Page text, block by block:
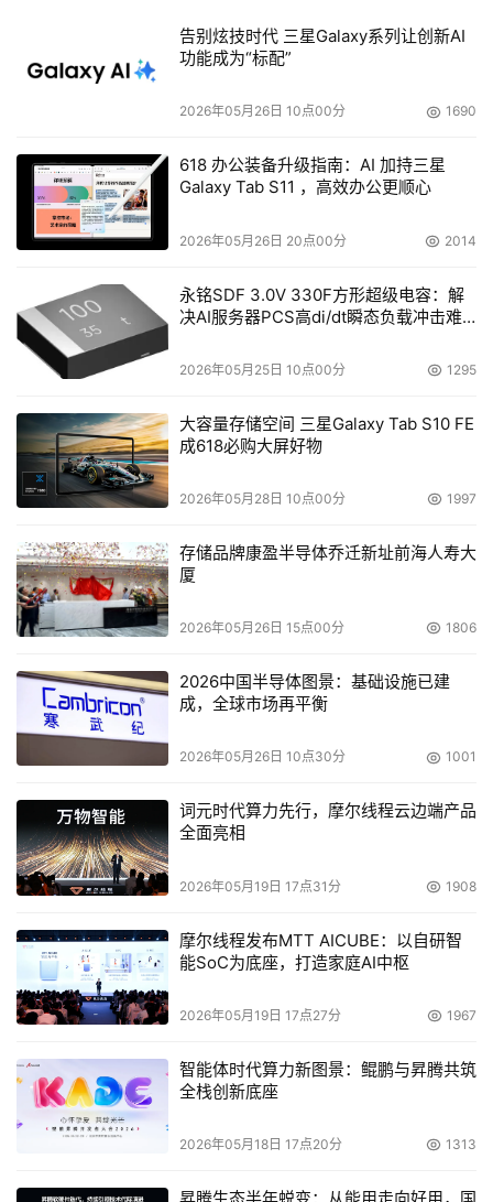
告别炫技时代 三星Galaxy系列让创新AI
功能成为“标配”
2026年05月26日 10点00分 1690
618 办公装备升级指南：AI 加持三星
Galaxy Tab S11 ，高效办公更顺心
2026年05月26日 20点00分 2014
永铭SDF 3.0V 330F方形超级电容：解
决AI服务器PCS高di/dt瞬态负载冲击难
2026年05月25日 10点00分 1295
大容量存储空间 三星Galaxy Tab S10 FE
成618必购大屏好物
2026年05月28日 10点00分 1997
存储品牌康盈半导体乔迁新址前海人寿大
厦
2026年05月26日 15点00分 1806
2026中国半导体图景：基础设施已建
成，全球市场再平衡
2026年05月26日 10点30分 1001
词元时代算力先行，摩尔线程云边端产品
全面亮相
2026年05月19日 17点31分 1908
摩尔线程发布MTT AICUBE：以自研智
能SoC为底座，打造家庭AI中枢
2026年05月19日 17点27分 1967
智能体时代算力新图景：鲲鹏与昇腾共筑
全栈创新底座
2026年05月18日 17点20分 1313